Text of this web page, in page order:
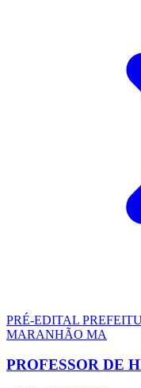
PRÉ-EDITAL
MARANHÃO MA
PROFESSOR DE